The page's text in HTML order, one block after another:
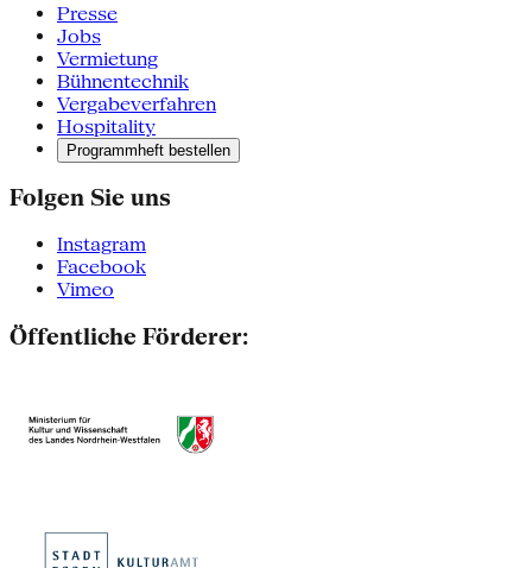
Presse
Jobs
Vermietung
Bühnentechnik
Vergabeverfahren
Hospitality
Programmheft bestellen
Folgen Sie uns
Instagram
Facebook
Vimeo
Öffentliche Förderer: